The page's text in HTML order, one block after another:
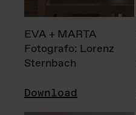
EVA + MARTA
Fotografo: Lorenz
Sternbach
Download